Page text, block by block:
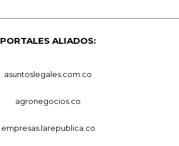
PORTALES ALIADOS:
asuntoslegales.com.co
agronegocios.co
empresas.larepublica.co